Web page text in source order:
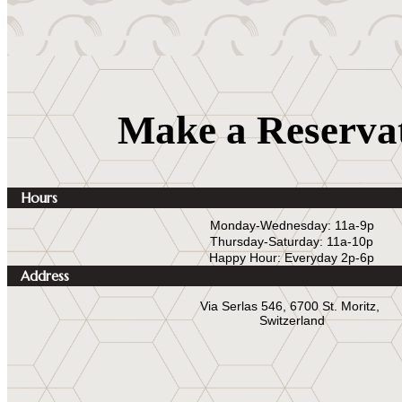
Make a
Hours
Monday-Wednesday: 11a-9p
Thursday-Saturday: 11a-10p
Happy Hour: Everyday 2p-6p
Address
Via Serlas 546, 6700 St. Moritz,
Switzerland